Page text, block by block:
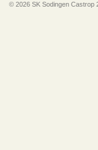
© 2026 SK Sodingen Castrop